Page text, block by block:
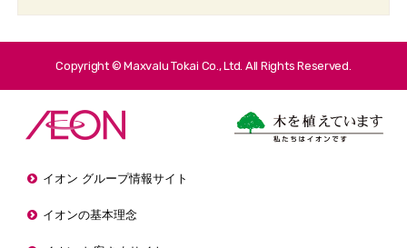
Copyright © Maxvalu Tokai Co., Ltd. All Rights Reserved.
イオン グループ情報サイト
イオンの基本理念